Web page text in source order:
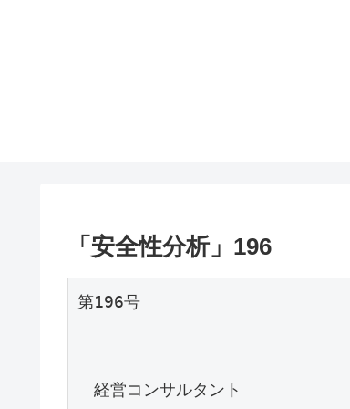
「安全性分析」196
第196号
経営コンサルタント